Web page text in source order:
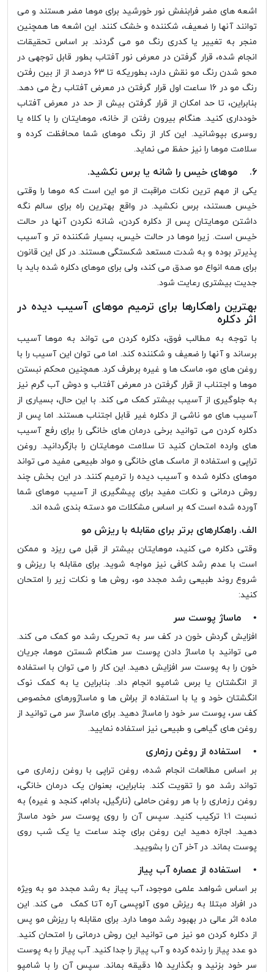
اشعه های مضر فرابنفش نور خورشید برای موها مضر هستند و می
توانند آنها را ضعیف، شکننده و خشک کنند. این اشعه ها همچنین
منجر به تغییر یا کدری رنگ مو می گردند. بر اساس تحقیقات
انجام شده، قرار گرفتن در معرض نور آفتاب بطور قابل توجهی در
محو شدن رنگ مو نقش دارد، بطوریکه تا 63 درصد از از بین رفتن
رنگ مو در 16 ساعت اول قرار گرفتن در معرض آفتاب رخ می دهد.
بنابراین، تا حد امکان از قرار گرفتن بیش از حد در معرض آفتاب
خودداری کنید. هنگام بیرون رفتن از خانه، موهایتان را با کلاه یا
روسری بپوشانید. این کار از رنگ موهای شما محافظت کرده و
سلامت موها را نیز حفظ می نماید.
6. موهای خیس را شانه یا برس نکشید.
یکی از مهم ترین نکات مراقبت از مو این است که موها را وقتی
خیس هستند، برس نکشید. در واقع بهترین راه برای سالم نگه
داشتن موهایتان پس از دکلره کردن، شانه نکردن آنها در حالت
خیس است. زیرا موها در حالت خیس، بسیار شکننده تر و آسیب
پذیرتر بوده و به شدت مستعد شکستگی هستند. در کل این قانون
برای همه انواع مو صدق می کند، ولی برای موهای دکلره شده باید با
جدیت بیشتری رعایت شود.
بهترین راهکارها برای ترمیم موهای آسیب دیده در
اثر دکلره
با توجه به مطالب فوق، دکلره کردن می تواند به موها آسیب
برساند و آنها را ضعیف و شکننده کند. اما می توان این آسیب را با
روغن های مو، ماسک ها و غیره برطرف کرد. همچنین محکم نبستن
موها و اجتناب از قرار گرفتن در معرض آفتاب و دوش آب گرم نیز
به جلوگیری از آسیب بیشتر کمک می کند. با این حال، بسیاری از
آسیب های مو ناشی از دکلره غیر قابل اجتناب هستند. اما پس از
دکلره کردن می توانید برخی درمان های خانگی را برای رفع آسیب
های وارده امتحان کنید تا سلامت موهایتان را بازگردانید. روغن
تراپی و استفاده از ماسک های خانگی و مواد طبیعی مفید می تواند
موهای دکلره شده و آسیب دیده را ترمیم کنند. در این بخش چند
روش درمانی و نکات مفید برای پیشگیری از آسیب موهای شما
آورده شده است که بر اساس مشکلات مو دسته بندی شده اند.
الف. راهکارهای برتر برای مقابله با ریزش مو
وقتی دکلره می کنید، موهایتان بیشتر از قبل می ریزد و ممکن
است با عدم رشد کافی نیز مواجه شوید. برای مقابله با ریزش و
شروع روند طبیعی رشد مجدد مو، روش ها و نکات زیر را امتحان
کنید:
• ماساژ پوست سر
افزایش گردش خون در کف سر به تحریک رشد مو کمک می کند.
می توانید با ماساژ دادن پوست سر هنگام شستن موها، جریان
خون را به پوست سر افزایش دهید. این کار را می توان با استفاده
از انگشتان یا برس شامپو انجام داد. بنابراین یا به کمک نوک
انگشتان خود و یا با استفاده از براش ها و ماساژورهای مخصوص
کف سر، پوست سر خود را ماساژ دهید. برای ماساژ سر می توانید از
روغن های گیاهی و طبیعی نیز استفاده نمایید.
• استفاده از روغن رزماری
بر اساس مطالعات انجام شده، روغن تراپی با روغن رزماری می
تواند رشد مو را تقویت کند. بنابراین، بعنوان یک درمان خانگی،
روغن رزماری را با هر روغن حاملی (نارگیل، بادام، کنجد و غیره) به
نسبت 1:1 ترکیب کنید. سپس آن را روی پوست سر خود ماساژ
دهید. اجازه دهید این روغن برای چند ساعت یا یک شب روی
پوست بماند. در آخر آن را بشویید.
• استفاده از عصاره آب پیاز
بر اساس شواهد علمی موجود، آب پیاز به رشد مجدد مو به ویژه
در افراد مبتلا به ریزش موی آلوپسی آره آتا کمک می کند. این
ماده اثر عالی در بهبود رشد موها دارد. برای مقابله با ریزش مو پس
از دکلره کردن مو نیز می توانید این روش درمانی را امتحان کنید.
دو عدد پیاز را رنده کرده و آب پیاز را جدا کنید. آب پیاز را به پوست
سر خود بزنید و بگذارید 15 دقیقه بماند. سپس آن را با شامپو